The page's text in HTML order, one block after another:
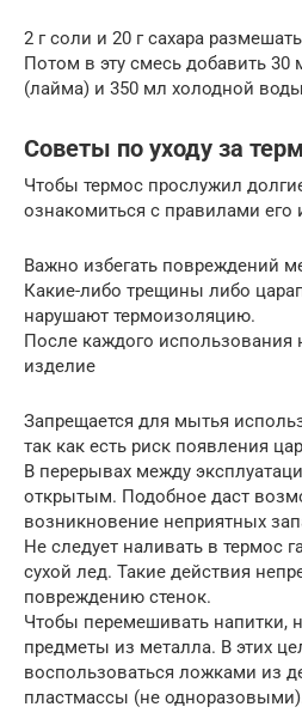
2 г соли и 20 г сахара
Потом в эту смесь добавить 30
(лайма) и 350 мл холодной
Советы по уходу за
Чтобы термос прослужил
ознакомиться с правилами его
Важно избегать повреждений
Какие-либо трещины либо
нарушают термоизоляцию.
После каждого
изделие
Запрещается для мытья
так как есть риск появления
В перерывах между
открытым. Подобное даст
возникновение неприятных
Не следует наливать в термос
сухой лед. Такие действия
повреждению стенок.
Чтобы перемешивать напитки,
предметы из металла. В этих
воспользоваться ложками из
пластмассы (не